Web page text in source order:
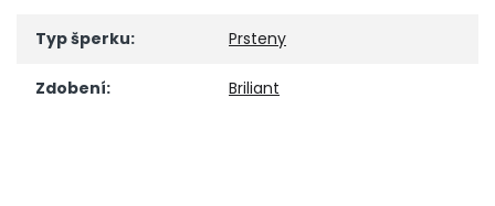
Typ šperku: Prsteny
Zdobení: Briliant